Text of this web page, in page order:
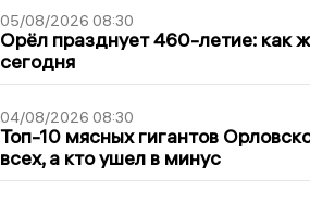
05/08/2026 08:30
Орёл празднует 460-летие: как
сегодня
04/08/2026 08:30
Топ-10 мясных гигантов
всех, а кто ушел в минус